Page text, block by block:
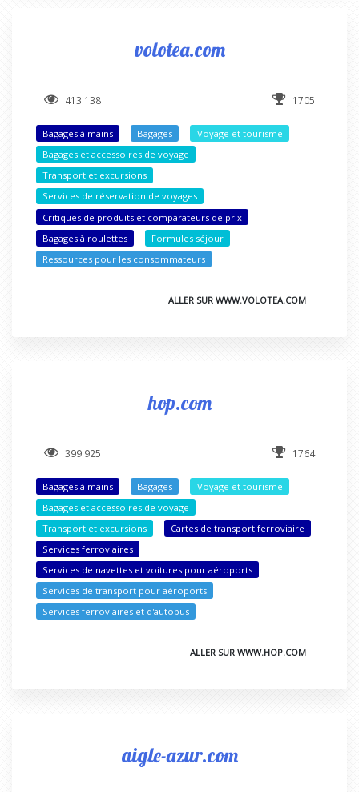
volotea.com
413 138 1705
Bagages à mains Bagages
Voyage et tourisme
Bagages et accessoires de voyage
Transport et excursions
Services de réservation de voyages
Critiques de produits et comparateurs de prix
Bagages à roulettes
Formules séjour
Ressources pour les consommateurs
ALLER SUR WWW.VOLOTEA.COM
hop.com
399 925 1764
Bagages à mains Bagages
Voyage et tourisme
Bagages et accessoires de voyage
Transport et excursions
Cartes de transport ferroviaire
Services ferroviaires
Services de navettes et voitures pour aéroports
Services de transport pour aéroports
Services ferroviaires et d'autobus
ALLER SUR WWW.HOP.COM
aigle-azur.com